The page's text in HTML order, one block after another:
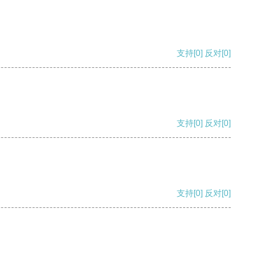
支持[0] 反对[0]
支持[0] 反对[0]
支持[0] 反对[0]